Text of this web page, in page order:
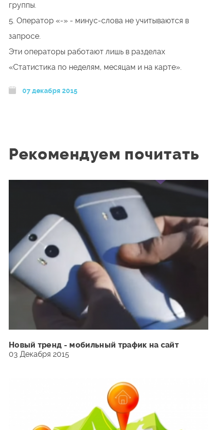
группы.
Оператор «-» - минус-слова не учитываются в
запросе.
Эти операторы работают лишь в разделах
«Статистика по неделям, месяцам и на карте».
07 декабря 2015
Рекомендуем почитать
Новый тренд - мобильный трафик на сайт
03 Декабря 2015